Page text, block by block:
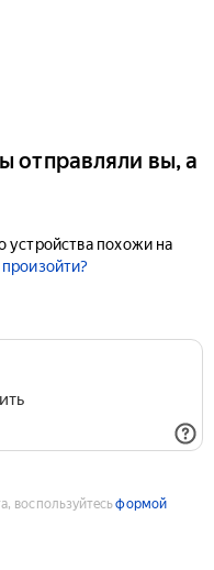
отправляли вы, а
устройства похожи на
воспользуйтесьформой